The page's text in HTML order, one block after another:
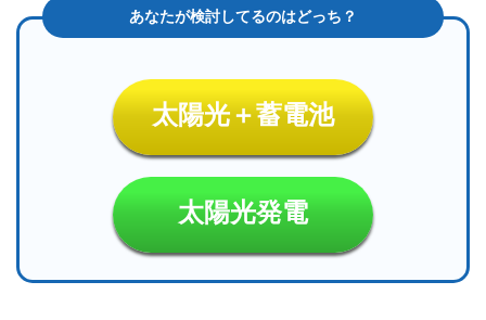
太陽光＋蓄電池
太陽光発電